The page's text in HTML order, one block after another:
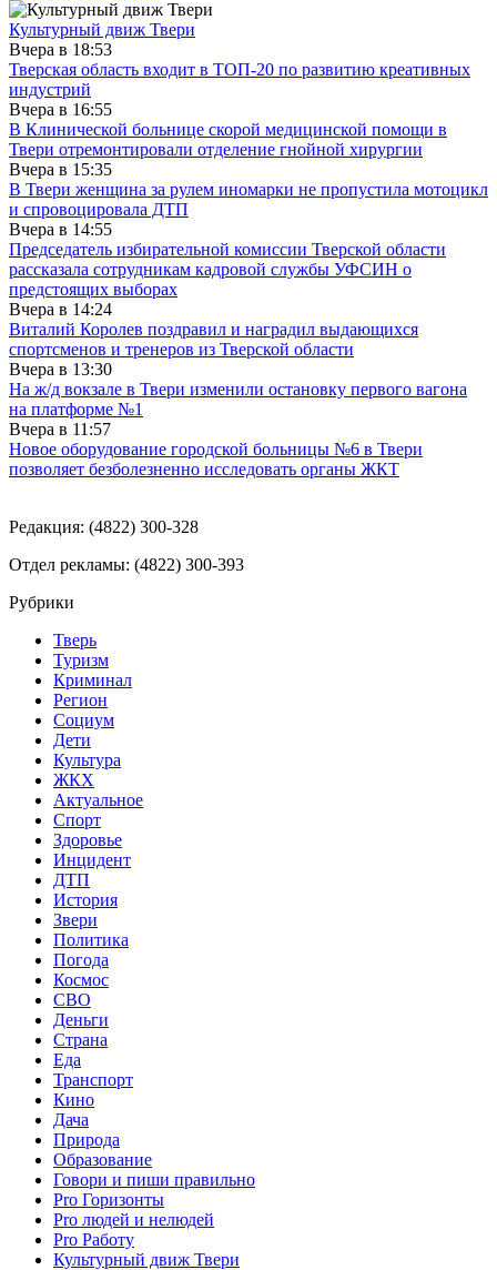
Культурный движ Твери
Вчера в 18:53
Тверская область входит в ТОП-20 по развитию креативных
индустрий
Вчера в 16:55
В Клинической больнице скорой медицинской помощи в
Твери отремонтировали отделение гнойной хирургии
Вчера в 15:35
В Твери женщина за рулем иномарки не пропустила мотоцикл
и спровоцировала ДТП
Вчера в 14:55
Председатель избирательной комиссии Тверской области
рассказала сотрудникам кадровой службы УФСИН о
предстоящих выборах
Вчера в 14:24
Виталий Королев поздравил и наградил выдающихся
спортсменов и тренеров из Тверской области
Вчера в 13:30
На ж/д вокзале в Твери изменили остановку первого вагона
на платформе №1
Вчера в 11:57
Новое оборудование городской больницы №6 в Твери
позволяет безболезненно исследовать органы ЖКТ
Редакция: (4822) 300-328
Отдел рекламы: (4822) 300-393
Рубрики
Тверь
Туризм
Криминал
Регион
Социум
Дети
Культура
ЖКХ
Актуальное
Спорт
Здоровье
Инцидент
ДТП
История
Звери
Политика
Погода
Космос
СВО
Деньги
Страна
Еда
Транспорт
Кино
Дача
Природа
Образование
Говори и пиши правильно
Pro Горизонты
Pro людей и нелюдей
Pro Работу
Культурный движ Твери